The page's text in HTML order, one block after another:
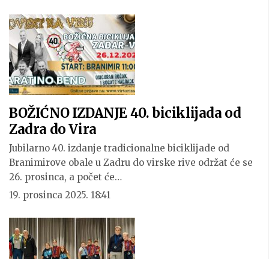
BOŽIĆNO IZDANJE 40. biciklijada od
Zadra do Vira
Jubilarno 40. izdanje tradicionalne biciklijade od
Branimirove obale u Zadru do virske rive održat će se
26. prosinca, a počet će…
19. prosinca 2025. 18:41